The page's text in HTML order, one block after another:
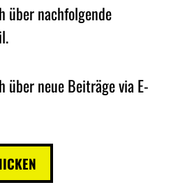
über nachfolgende
über neue Beiträge via E-